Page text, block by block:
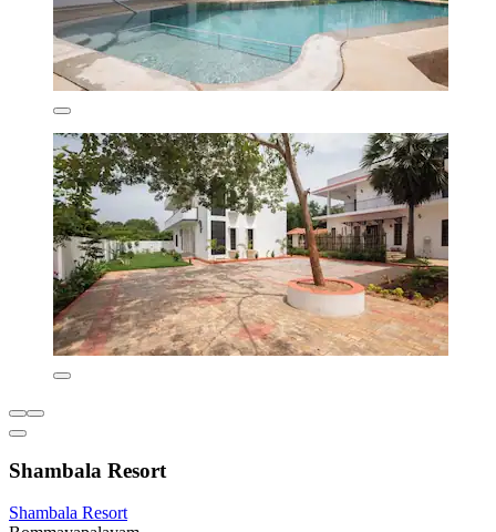
Shambala Resort
Shambala Resort